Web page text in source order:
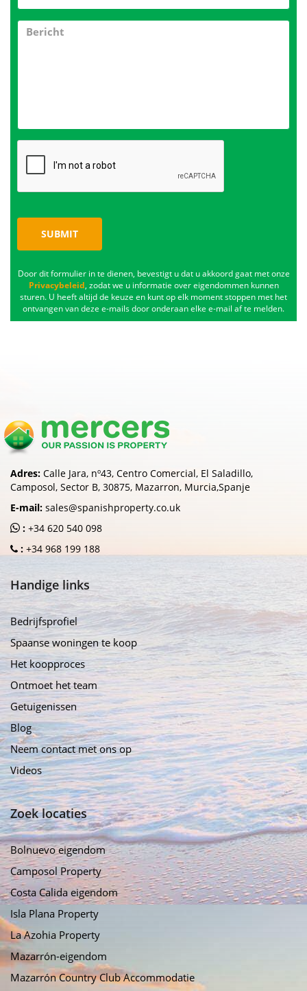
SUBMIT
Door dit formulier in te dienen, bevestigt u dat u akkoord gaat met onze
Privacybeleid, zodat we u informatie over eigendommen kunnen
sturen. U heeft altijd de keuze en kunt op elk moment stoppen met het
ontvangen van deze e-mails door onderaan elke e-mail af te melden.
Adres: Calle Jara, nº43, Centro Comercial, El Saladillo,
Camposol, Sector B, 30875, Mazarron, Murcia,Spanje
E-mail: sales@spanishproperty.co.uk
: +34 620 540 098
: +34 968 199 188
Handige links
Bedrijfsprofiel
Spaanse woningen te koop
Het koopproces
Ontmoet het team
Getuigenissen
Blog
Neem contact met ons op
Videos
Zoek locaties
Bolnuevo eigendom
Camposol Property
Costa Calida eigendom
Isla Plana Property
La Azohia Property
Mazarrón-eigendom
Mazarrón Country Club Accommodatie